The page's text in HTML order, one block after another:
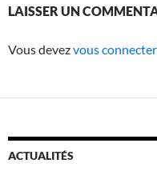
LAISSER UN
Vous devezvous connecter
ACTUALITÉS